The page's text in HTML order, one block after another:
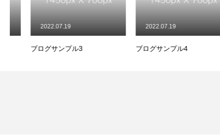
ブログサンプル3
2022.07.19
ブログサンプル4
2022.07.19